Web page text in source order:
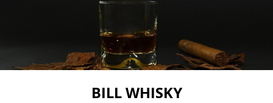
BILL WHISKY